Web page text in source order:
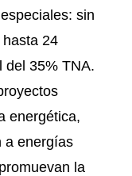
sin
24
del 35% TNA.
energética,
a energías
la